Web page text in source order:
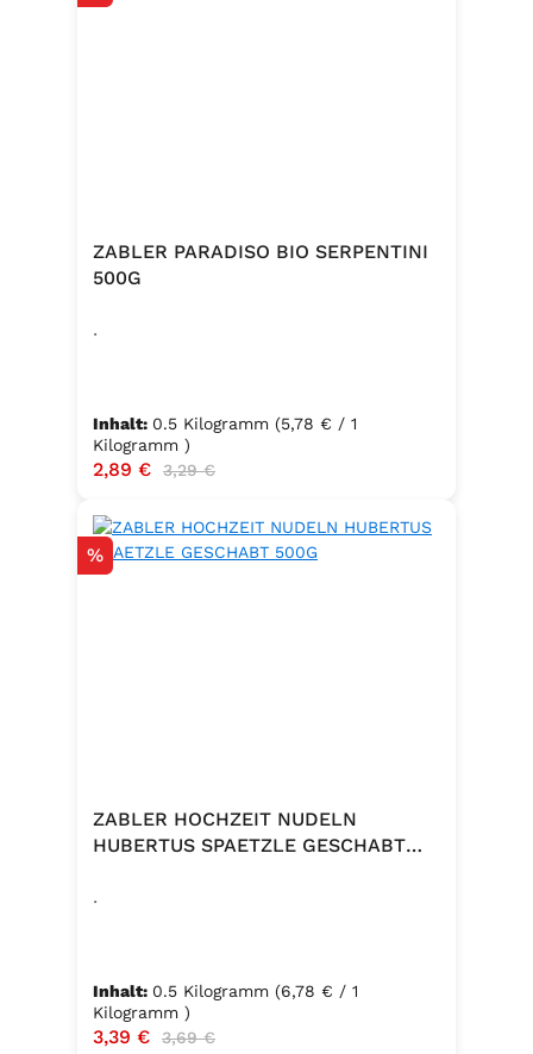
ZABLER PARADISO BIO SERPENTINI
500G
.
Inhalt: 0.5 Kilogramm (5,78 € / 1
Kilogramm )
Verkaufspreis:
2,89 € Regulärer Preis:
3,29 €
Rabatt
%
ZABLER HOCHZEIT NUDELN
HUBERTUS SPAETZLE GESCHABT
.
Inhalt: 0.5 Kilogramm (6,78 € / 1
Kilogramm )
Verkaufspreis:
3,39 € Regulärer Preis:
3,69 €